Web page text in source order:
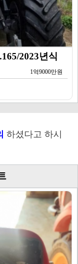
2023년식
1억9000만원
하셨다고 하시